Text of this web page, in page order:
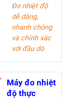
Đo nhiệt độ
dễ dàng,
nhanh chóng
và chính xác
với đầu dò
loại K (bao
gồm 1 đầu dò
TC loại K)
Máy đo nhiệt
độ thực